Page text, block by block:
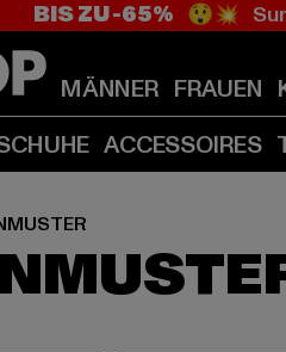
BIS ZU -65% 😲💥
MÄNNER FRAUEN
ACCESSOIRES